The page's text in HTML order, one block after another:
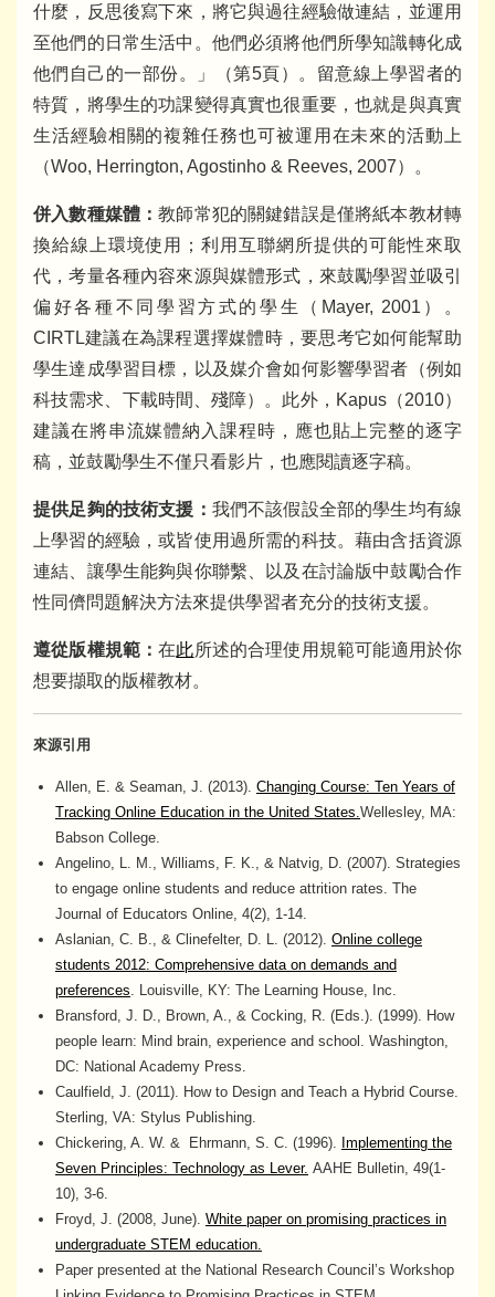
什麼，反思後寫下來，將它與過往經驗做連結，並運用
至他們的日常生活中。他們必須將他們所學知識轉化成
他們自己的一部份。」（第5頁）。留意線上學習者的
特質，將學生的功課變得真實也很重要，也就是與真實
生活經驗相關的複雜任務也可被運用在未來的活動上
（Woo, Herrington, Agostinho & Reeves, 2007）。
併入數種媒體：教師常犯的關鍵錯誤是僅將紙本教材轉
換給線上環境使用；利用互聯網所提供的可能性來取
代，考量各種內容來源與媒體形式，來鼓勵學習並吸引
偏好各種不同學習方式的學生（Mayer, 2001）。
CIRTL建議在為課程選擇媒體時，要思考它如何能幫助
學生達成學習目標，以及媒介會如何影響學習者（例如
科技需求、下載時間、殘障）。此外，Kapus（2010）
建議在將串流媒體納入課程時，應也貼上完整的逐字
稿，並鼓勵學生不僅只看影片，也應閱讀逐字稿。
提供足夠的技術支援： 我們不該假設全部的學生均有線
上學習的經驗，或皆使用過所需的科技。藉由含括資源
連結、讓學生能夠與你聯繫、以及在討論版中鼓勵合作
性同儕問題解決方法來提供學習者充分的技術支援。
遵從版權規範：在此所述的合理使用規範可能適用於你
想要擷取的版權教材。
來源引用
Allen, E. & Seaman, J. (2013). Changing Course: Ten Years of
Tracking Online Education in the United States. Wellesley, MA:
Babson College.
Angelino, L. M., Williams, F. K., & Natvig, D. (2007). Strategies
to engage online students and reduce attrition rates. The
Journal of Educators Online, 4(2), 1-14.
Aslanian, C. B., & Clinefelter, D. L. (2012). Online college
students 2012: Comprehensive data on demands and
preferences . Louisville, KY: The Learning House, Inc.
Bransford, J. D., Brown, A., & Cocking, R. (Eds.). (1999). How
people learn: Mind brain, experience and school. Washington,
DC: National Academy Press.
Caulfield, J. (2011). How to Design and Teach a Hybrid Course.
Sterling, VA: Stylus Publishing.
Chickering, A. W. & Ehrmann, S. C. (1996). Implementing the
Seven Principles: Technology as Lever. AAHE Bulletin, 49(1-
10), 3-6.
Froyd, J. (2008, June). White paper on promising practices in
undergraduate STEM education.
Paper presented at the National Research Council’s Workshop